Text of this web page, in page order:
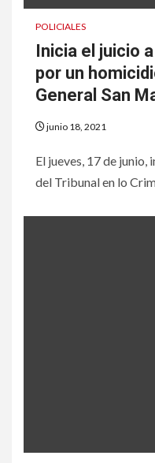
POLICIALES
Inicia el juicio
por un
General San
junio 18, 2021
El jueves, 17 de junio,
del Tribunal en lo